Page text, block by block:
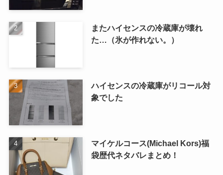
またハイセンスの冷蔵庫が壊れ
た…（氷が作れない。）
ハイセンスの冷蔵庫がリコール対
象でした
マイケルコース(Michael Kors)福
袋歴代ネタバレまとめ！